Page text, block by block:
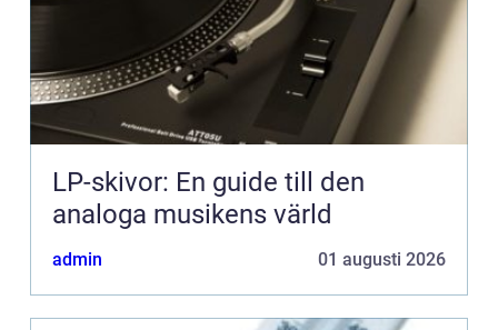
LP-skivor: En guide till den
analoga musikens värld
admin 01 augusti 2026